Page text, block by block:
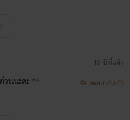
องสาวน้อยน้ำฝนกับชีวิตผจญ
นในตอน ในเล่ม 3 นี้ ชีวิตของ
บางอย่าง ตามลุ้นกันนะคะ
นนะคะ ^^
10 ปีที่แล้ว
ตอบกลับ (1)